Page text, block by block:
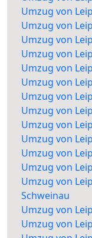
Umzug von
Umzug von
Umzug von
Umzug von
Umzug von
Umzug von
Umzug von
Umzug von
Umzug von
Umzug von
Umzug von
Umzug von
Umzug von
Schweinau
Umzug von
Umzug von